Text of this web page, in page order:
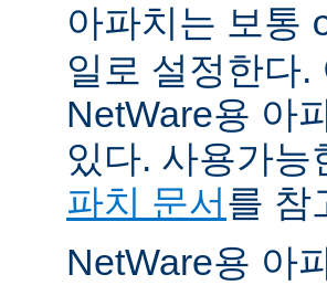
아파치는 보통
일로 설정한다.
NetWare용 아
있다. 사용가
파치 문서를 참
NetWare용 아